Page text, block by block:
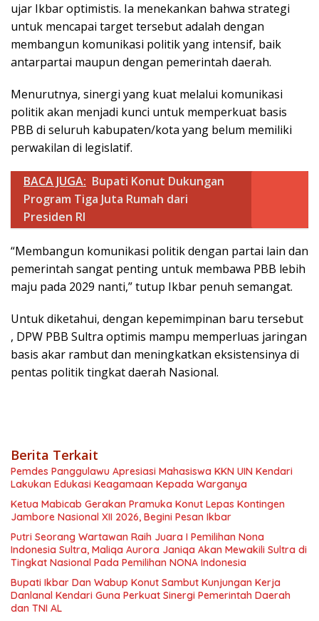
ujar Ikbar optimistis. Ia menekankan bahwa strategi
untuk mencapai target tersebut adalah dengan
membangun komunikasi politik yang intensif, baik
antarpartai maupun dengan pemerintah daerah.
Menurutnya, sinergi yang kuat melalui komunikasi
politik akan menjadi kunci untuk memperkuat basis
PBB di seluruh kabupaten/kota yang belum memiliki
perwakilan di legislatif.
BACA JUGA: Bupati Konut Dukungan
Program Tiga Juta Rumah dari
Presiden RI
“Membangun komunikasi politik dengan partai lain dan
pemerintah sangat penting untuk membawa PBB lebih
maju pada 2029 nanti,” tutup Ikbar penuh semangat.
Untuk diketahui, dengan kepemimpinan baru tersebut
, DPW PBB Sultra optimis mampu memperluas jaringan
basis akar rambut dan meningkatkan eksistensinya di
pentas politik tingkat daerah Nasional.
Berita Terkait
Pemdes Panggulawu Apresiasi Mahasiswa KKN UIN Kendari
Lakukan Edukasi Keagamaan Kepada Warganya
Ketua Mabicab Gerakan Pramuka Konut Lepas Kontingen
Jambore Nasional XII 2026, Begini Pesan Ikbar
Putri Seorang Wartawan ‎Raih Juara I Pemilihan Nona
Indonesia Sultra, Maliqa Aurora Janiqa Akan Mewakili Sultra di
Tingkat Nasional Pada Pemilihan NONA Indonesia
Bupati Ikbar Dan Wabup Konut Sambut Kunjungan Kerja
Danlanal Kendari Guna Perkuat Sinergi Pemerintah Daerah
dan TNI AL